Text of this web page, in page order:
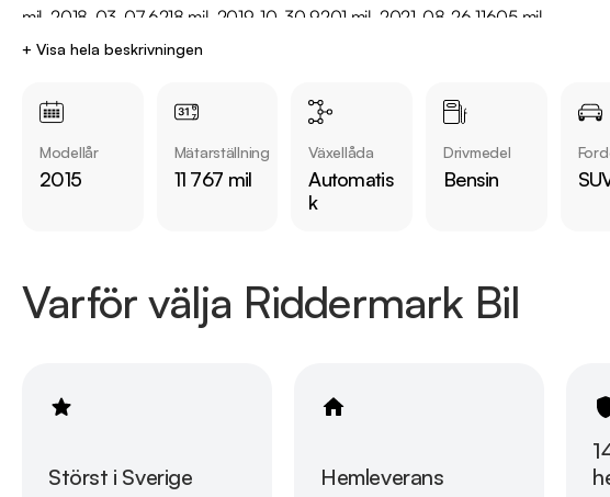
mil, 2018-03-07 6218 mil, 2019-10-30 9201 mil, 2021-08-26 11605 mil
året. Alla våra bilar är leveransklara och vi erbjuder även hemleverans i hela
Eftersom vi har väldigt korta lagertider på våra bilar rekommenderar vi våra
88 77 för att kontrollera att fordonet finns kvar! Vi ordnar en finansiering som
+ Visa hela beskrivningen
Modellår
2015
Mätarställning
11 767 mil
Växellåda
Automatis
k
Drivmedel
Bensin
Varför välja Riddermark Bil
Störst i Sverige Hemleverans